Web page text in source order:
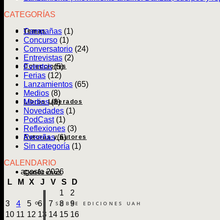
Temas
Colecciones
Libros Liberados
Autoras y autores
Conócenos
SOBRE EDICIONES UAH
CATEGORÍAS
Campañas (1)
Concurso (1)
Conversatorio (24)
Entrevistas (2)
Eventos(5)
Ferias (12)
Lanzamientos (65)
Medios (8)
Medios(8)
Novedades (1)
PodCast(1)
Reflexiones (3)
Reseñas(6)
Sin categoría (1)
CALENDARIO
agosto 2026
L
M X J V S
D
1
2
3
4 5 6 7 8
9
10 11 12 13 14 15 16